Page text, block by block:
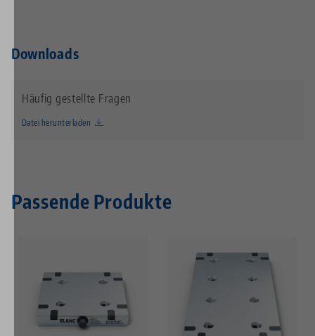
Downloads
Häufig gestellte Fragen
Datei herunterladen
Passende Produkte